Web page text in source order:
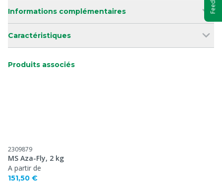
Informations complémentaires
Caractéristiques
Produits associés
2309879
MS Aza-Fly, 2 kg
A partir de
151,50 €